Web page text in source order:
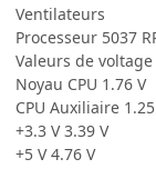
Ventilateurs
Processeur 5037
Valeurs de voltage
Noyau CPU 1.76 V
CPU Auxiliaire
+3.3 V 3.39 V
+5 V 4.76 V